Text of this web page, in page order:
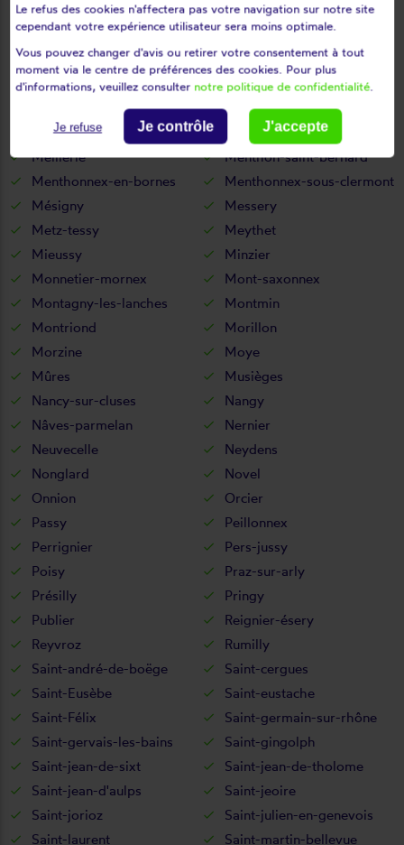
Margencel
Marignier
Marigny-saint-marcel
Marin
Marlens
Marlioz
Marnaz
Massingy
Maxilly-sur-léman
Megève
Mégevette
Meillerie
Menthon-saint-bernard
Menthonnex-en-bornes
Menthonnex-sous-clermont
Mésigny
Messery
Metz-tessy
Meythet
Mieussy
Minzier
Monnetier-mornex
Mont-saxonnex
Montagny-les-lanches
Montmin
Montriond
Morillon
Morzine
Moye
Mûres
Musièges
Nancy-sur-cluses
Nangy
Nâves-parmelan
Nernier
Neuvecelle
Neydens
Nonglard
Novel
Onnion
Orcier
Passy
Peillonnex
Perrignier
Pers-jussy
Poisy
Praz-sur-arly
Présilly
Pringy
Publier
Reignier-ésery
Reyvroz
Rumilly
Saint-andré-de-boëge
Saint-cergues
Saint-Eusèbe
Saint-eustache
Saint-Félix
Saint-germain-sur-rhône
Saint-gervais-les-bains
Saint-gingolph
Saint-jean-de-sixt
Saint-jean-de-tholome
Saint-jean-d'aulps
Saint-jeoire
Saint-jorioz
Saint-julien-en-genevois
Saint-laurent
Saint-martin-bellevue
Le refus des cookies n'affectera pas votre navigation sur notre site
cependant votre expérience utilisateur sera moins optimale.
Vous pouvez changer d'avis ou retirer votre consentement à tout
moment via le centre de préférences des cookies. Pour plus
d'informations, veuillez consulter notre politique de confidentialité.
Je refuse Je contrôle J'accepte